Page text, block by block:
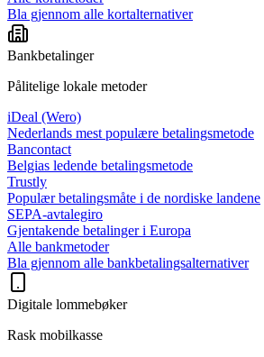
Bla gjennom alle kortalternativer
Bankbetalinger
Pålitelige lokale metoder
iDeal (Wero)
Nederlands mest populære betalingsmetode
Bancontact
Belgias ledende betalingsmetode
Trustly
Populær betalingsmåte i de nordiske landene
SEPA-avtalegiro
Gjentakende betalinger i Europa
Alle bankmetoder
Bla gjennom alle bankbetalingsalternativer
Digitale lommebøker
Rask mobilkasse